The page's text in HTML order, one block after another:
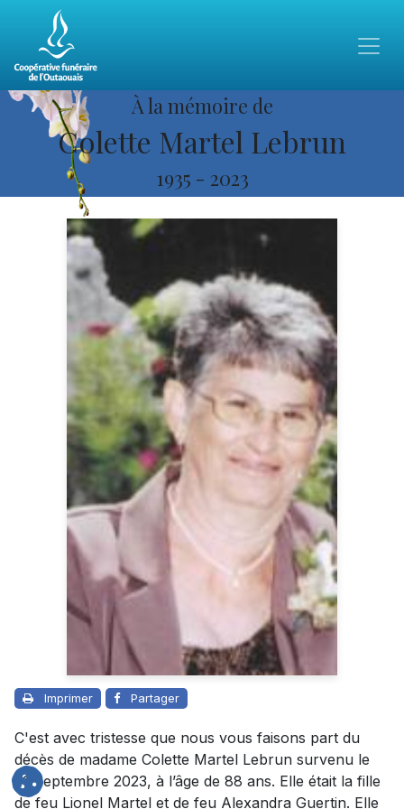
À la mémoire de
Colette Martel Lebrun
1935 - 2023
Imprimer Partager
C'est avec tristesse que nous vous faisons part du
décès de madame Colette Martel Lebrun survenu le
29 septembre 2023, à l’âge de 88 ans. Elle était la fille
de feu Lionel Martel et de feu Alexandra Guertin. Elle